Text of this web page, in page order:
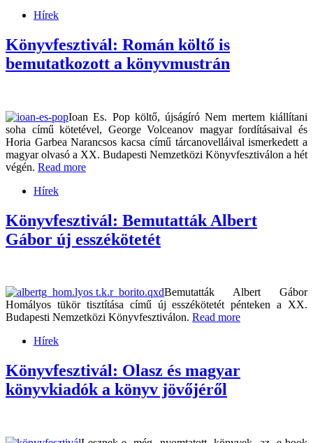
Hírek
Könyvfesztivál: Román költő is
bemutatkozott a könyvmustrán
Ioan Es. Pop költő, újságíró Nem mertem kiállítani
soha című kötetével, George Volceanov magyar fordításaival és
Horia Garbea Narancsos kacsa című tárcanovelláival ismerkedett a
magyar olvasó a XX. Budapesti Nemzetközi Könyvfesztiválon a hét
végén. Read more
Hírek
Könyvfesztivál: Bemutatták Albert
Gábor új esszékötetét
Bemutatták Albert Gábor
Homályos tükör tisztítása című új esszékötetét pénteken a XX.
Budapesti Nemzetközi Könyvfesztiválon. Read more
Hírek
Könyvfesztivál: Olasz és magyar
könyvkiadók a könyv jövőjéről